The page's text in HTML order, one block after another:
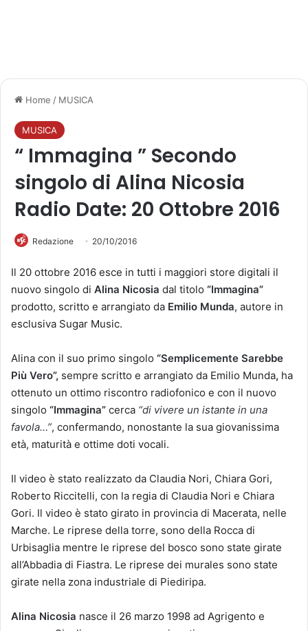
Home / MUSICA
MUSICA
“ Immagina ” Secondo
singolo di Alina Nicosia
Radio Date: 20 Ottobre 2016
Redazione 20/10/2016
Il 20 ottobre 2016 esce in tutti i maggiori store digitali il
nuovo singolo di Alina Nicosia dal titolo “Immagina”
prodotto, scritto e arrangiato da Emilio Munda, autore in
esclusiva Sugar Music.
Alina con il suo primo singolo “Semplicemente Sarebbe
Più Vero”, sempre scritto e arrangiato da Emilio Munda, ha
ottenuto un ottimo riscontro radiofonico e con il nuovo
singolo “Immagina” cerca “di vivere un istante in una
favola…”, confermando, nonostante la sua giovanissima
età, maturità e ottime doti vocali.
Il video è stato realizzato da Claudia Nori, Chiara Gori,
Roberto Riccitelli, con la regia di Claudia Nori e Chiara
Gori. Il video è stato girato in provincia di Macerata, nelle
Marche. Le riprese della torre, sono della Rocca di
Urbisaglia mentre le riprese del bosco sono state girate
all’Abbadia di Fiastra. Le riprese dei murales sono state
girate nella zona industriale di Piediripa.
Alina Nicosia nasce il 26 marzo 1998 ad Agrigento e